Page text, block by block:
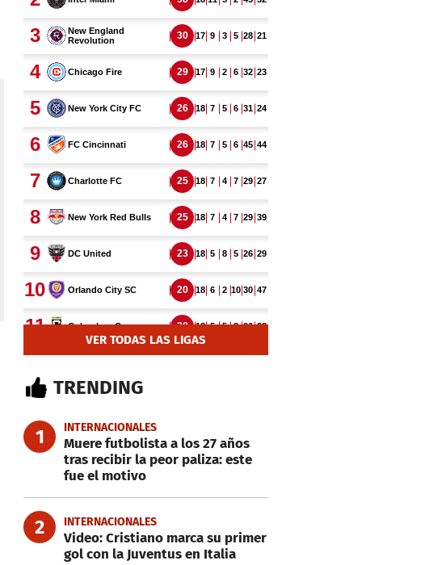
VER TODAS LAS LIGAS
TRENDING
1 INTERNACIONALES
Muere futbolista a los 27 años
tras recibir la peor paliza: este
fue el motivo
2 INTERNACIONALES
Video: Cristiano marca su primer
gol con la Juventus en Italia